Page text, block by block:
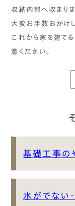
収納内部へ収まりま
大変お手数おかけ
これから家を建て
意ください。
基礎工事の
水がでない・・